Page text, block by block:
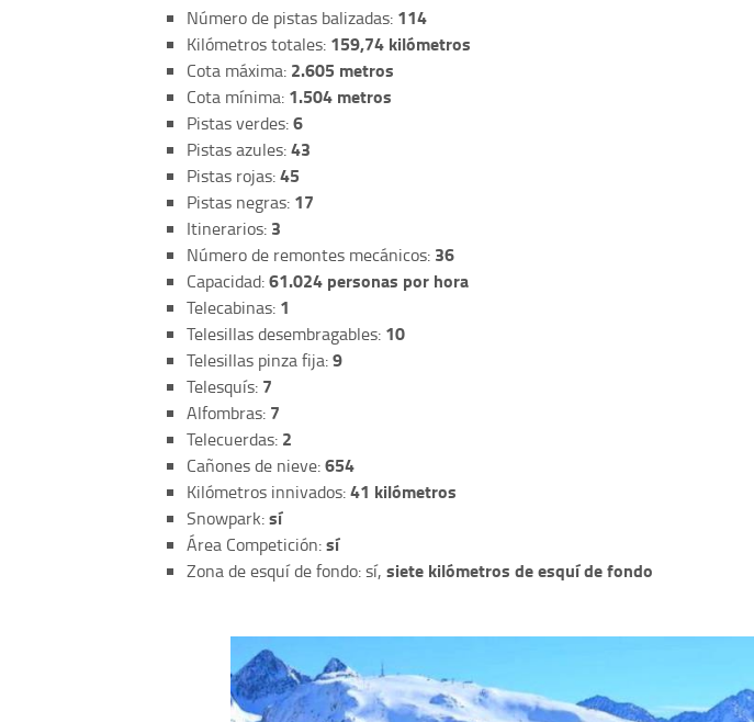
Número de pistas balizadas: 114
Kilómetros totales: 159,74 kilómetros
Cota máxima: 2.605 metros
Cota mínima: 1.504 metros
Pistas verdes:6
Pistas azules:43
Pistas rojas:45
Pistas negras: 17
Itinerarios: 3
Número de remontes mecánicos: 36
Capacidad:61.024 personas por hora
Telecabinas: 1
Telesillas desembragables: 10
Telesillas pinza fija:9
Telesquís: 7
Alfombras: 7
Telecuerdas: 2
Cañones de nieve:654
Kilómetros innivados:41 kilómetros
Snowpark:sí
Área Competición:sí
Zona de esquí de fondo: sí, siete kilómetros de esquí de fondo